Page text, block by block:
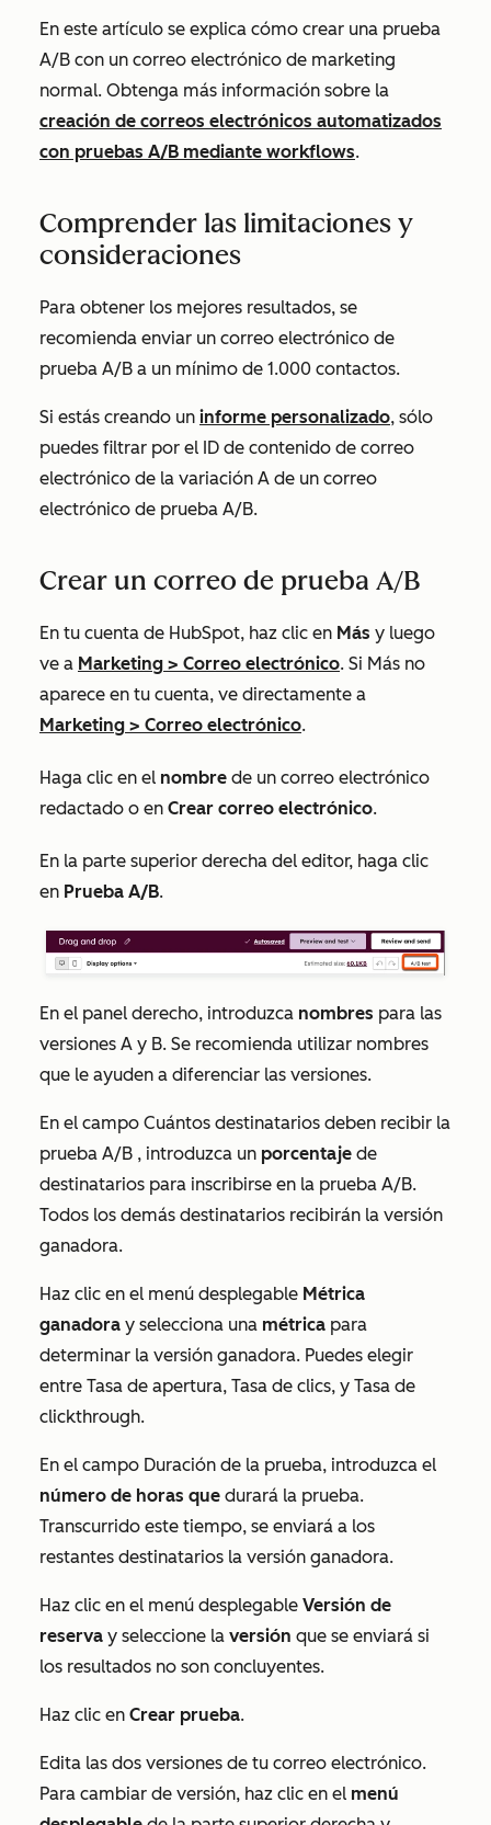
En este artículo se explica cómo crear una prueba
A/B con un correo electrónico de marketing
normal. Obtenga más información sobre la
creación de correos electrónicos automatizados
con pruebas A/B mediante workflows.
Comprender las limitaciones y
consideraciones
Para obtener los mejores resultados, se
recomienda enviar un correo electrónico de
prueba A/B a un mínimo de 1.000 contactos.
Si estás creando un informe personalizado, sólo
puedes filtrar por el ID de contenido de correo
electrónico de la variación A de un correo
electrónico de prueba A/B.
Crear un correo de prueba A/B
En tu cuenta de HubSpot, haz clic en Más y luego
ve a Marketing > Correo electrónico. Si Más no
aparece en tu cuenta, ve directamente a
Marketing > Correo electrónico.
Haga clic en el nombre de un correo electrónico
redactado o en Crear correo electrónico.
En la parte superior derecha del editor, haga clic
en Prueba A/B.
En el panel derecho, introduzca nombres para las
versiones A y B. Se recomienda utilizar nombres
que le ayuden a diferenciar las versiones.
En el campo Cuántos destinatarios deben recibir la
prueba A/B , introduzca un porcentaje de
destinatarios para inscribirse en la prueba A/B.
Todos los demás destinatarios recibirán la versión
ganadora.
Haz clic en el menú desplegable Métrica
ganadora y selecciona una métrica para
determinar la versión ganadora. Puedes elegir
entre Tasa de apertura, Tasa de clics, y Tasa de
clickthrough.
En el campo Duración de la prueba, introduzca el
número de horas que durará la prueba.
Transcurrido este tiempo, se enviará a los
restantes destinatarios la versión ganadora.
Haz clic en el menú desplegable Versión de
reserva y seleccione la versión que se enviará si
los resultados no son concluyentes.
Haz clic en Crear prueba.
Edita las dos versiones de tu correo electrónico.
Para cambiar de versión, haz clic en el menú